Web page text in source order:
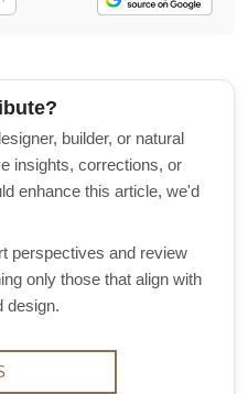
builder, or natural
insights, corrections, or
enhance this article, we'd
perspectives and review
only those that align with
design.